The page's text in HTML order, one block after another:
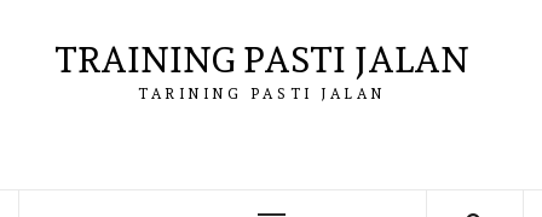
contentTRAINING PASTI JALAN
TARINING PASTI JALAN